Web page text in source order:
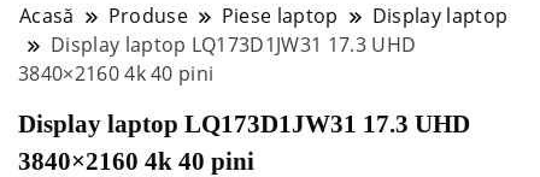
Acasă Produse Piese laptop
Display laptop
Display laptop LQ173D1JW31 17.3 UHD
3840×2160 4k 40 pini
Display laptop LQ173D1JW31 17.3 UHD
3840×2160 4k 40 pini